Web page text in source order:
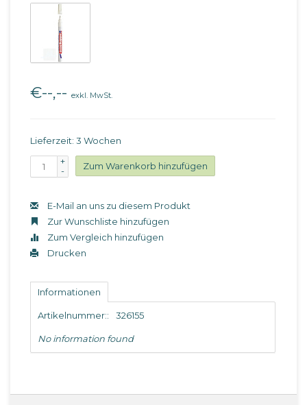
€--,-- exkl. MwSt.
Lieferzeit: 3 Wochen
+
-
Zum Warenkorb hinzufügen
E-Mail an uns zu diesem Produkt
Zur Wunschliste hinzufügen
Zum Vergleich hinzufügen
Drucken
Informationen
Artikelnummer:: 326155
No information found